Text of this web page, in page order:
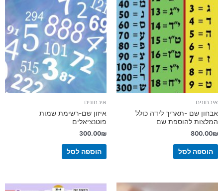
איבחונים
אבחון שם -תאריך לידה כולל
המלצות להוספת שם
800.00₪
הוספה לסל
איבחונים
איזון שם-רשימת שמות
פוטנציאלים
300.00₪
הוספה לסל